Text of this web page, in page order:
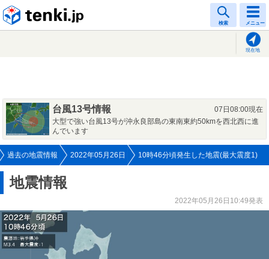
検索 メニュー
現在地
台風13号情報
07日08:00現在
大型で強い台風13号が沖永良部島の東南東約50kmを西北西に進
んでいます
過去の地震情報 2022年05月26日 10時46分頃発生した地震(最大震度1)
地震情報
2022年05月26日10:49発表